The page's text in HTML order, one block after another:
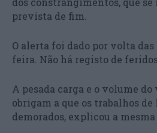
prevista de fim.
O alerta foi dado por volta das
feira. Não há registo de
A pesada carga e o volume
obrigam a que os trabalhos
demorados, explicou a mesma